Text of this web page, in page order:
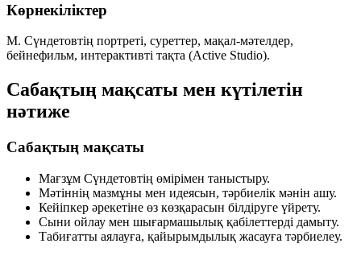
Көрнекіліктер
М. Сүндетовтің портреті, суреттер, мақал-мәтелдер,
бейнефильм, интерактивті тақта (Active Studio).
Сабақтың мақсаты мен күтілетін
нәтиже
Сабақтың мақсаты
Мағзұм Сүндетовтің өмірімен таныстыру.
Мәтіннің мазмұны мен идеясын, тәрбиелік мәнін ашу.
Кейіпкер әрекетіне өз көзқарасын білдіруге үйрету.
Сыни ойлау мен шығармашылық қабілеттерді дамыту.
Табиғатты аялауға, қайырымдылық жасауға тәрбиелеу.